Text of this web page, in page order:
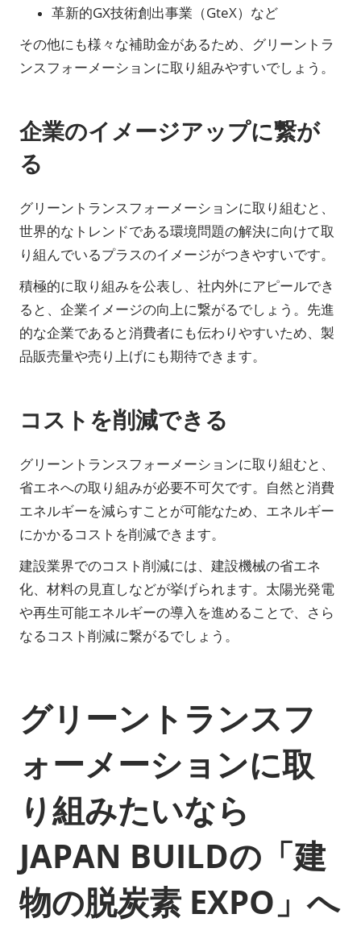
革新的GX技術創出事業（GteX）など
その他にも様々な補助金があるため、グリーントラ
ンスフォーメーションに取り組みやすいでしょう。
企業のイメージアップに繋が
る
グリーントランスフォーメーションに取り組むと、
世界的なトレンドである環境問題の解決に向けて取
り組んでいるプラスのイメージがつきやすいです。
積極的に取り組みを公表し、社内外にアピールでき
ると、企業イメージの向上に繋がるでしょう。先進
的な企業であると消費者にも伝わりやすいため、製
品販売量や売り上げにも期待できます。
コストを削減できる
グリーントランスフォーメーションに取り組むと、
省エネへの取り組みが必要不可欠です。自然と消費
エネルギーを減らすことが可能なため、エネルギー
にかかるコストを削減できます。
建設業界でのコスト削減には、建設機械の省エネ
化、材料の見直しなどが挙げられます。太陽光発電
や再生可能エネルギーの導入を進めることで、さら
なるコスト削減に繋がるでしょう。
グリーントランスフ
ォーメーションに取
り組みたいなら
JAPAN BUILDの「建
物の脱炭素 EXPO」へ